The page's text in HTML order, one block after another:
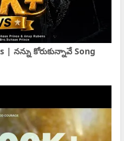
| నన్ను కోరుకున్నావే Song